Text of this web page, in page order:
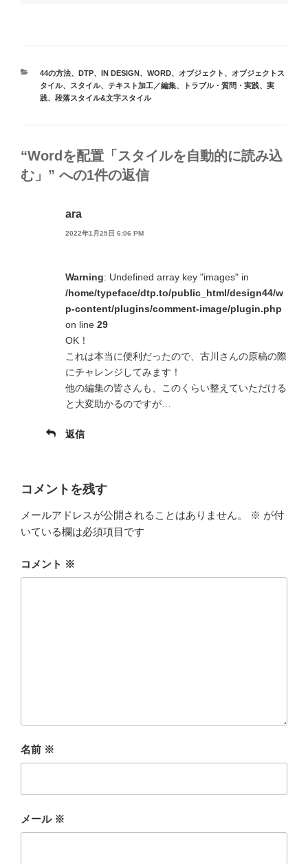
カ
テ
ゴ
44の方法、 DTP、 IN DESIGN 、 WORD、 オブジェクト 、
オブジェクトス
タイル、 スタイル、 テキスト加工／編集、 トラブル・質問・実践、 実
践、 段落スタイル&文字スタイル
“Wordを配置「スタイルを自動的に読み込
む」” への1件の返信
ara
2022年1月25日 6:06 PM
Warning: Undefined array key "images" in
/home/typeface/dtp.to/public_html/design44/w
p-content/plugins/comment-image/plugin.php
on line 29
OK！
これは本当に便利だったので、古川さんの原稿の際
にチャレンジしてみます！
他の編集の皆さんも、このくらい整えていただける
と大変助かるのですが…
返信
コメントを残す
メールアドレスが公開されることはありません。 ※ が付
いている欄は必須項目です
コメント ※
名前 ※
メール ※